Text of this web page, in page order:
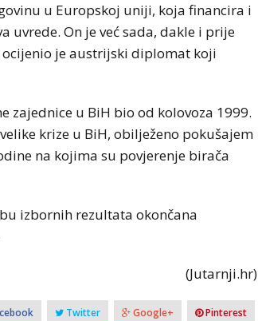
u Europskoj uniji, koja financira i
uvrede. On je već sada, dakle i prije
ocijenio je austrijski diplomat koji
zajednice u BiH bio od kolovoza 1999.
krize u BiH, obilježeno pokušajem
na kojima su povjerenje birača
izbornih rezultata okončana
(Jutarnji.hr)
Twitter Google+ Pinterest